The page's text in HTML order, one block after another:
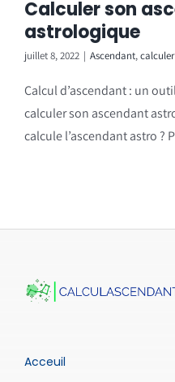
Calculer son
astrologique
juillet 8, 2022 | Ascendant,
Calcul d’ascendant : un
calculer son ascendant
calcule l’ascendant astro ?
Acceuil